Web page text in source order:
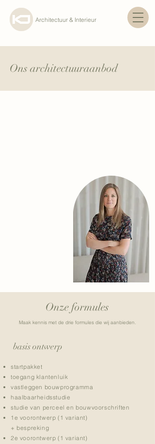
Architectuur & Interieur
Ons architectuuraanbod
Onze formules
Maak kennis met de drie formules die wij aanbieden.
basis ontwerp
startpakket
toegang klantenluik
vastleggen bouwprogramma
haalbaarheidsstudie
studie van perceel en bouwvoorschriften
1e voorontwerp (1 variant)
+ bespreking
2e voorontwerp (1 variant)